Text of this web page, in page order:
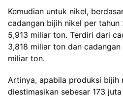
Kemudian untuk nikel,
cadangan bijih nikel per
5,913 miliar ton. Terdiri dari
3,818 miliar ton dan
miliar ton.
Artinya, apabila produksi bijih
diestimasikan sebesar 173